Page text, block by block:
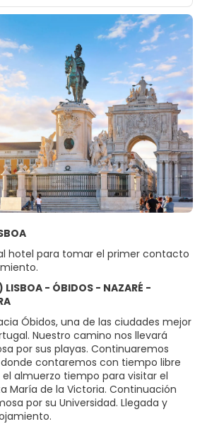
hotel para tomar el primer contacto
- ÓBIDOS - NAZARÉ -
Óbidos, una de las ciudades mejor
Nuestro camino nos llevará
por sus playas. Continuaremos
contaremos con tiempo libre
almuerzo tiempo para visitar el
María de la Victoria. Continuación
por su Universidad. Llegada y